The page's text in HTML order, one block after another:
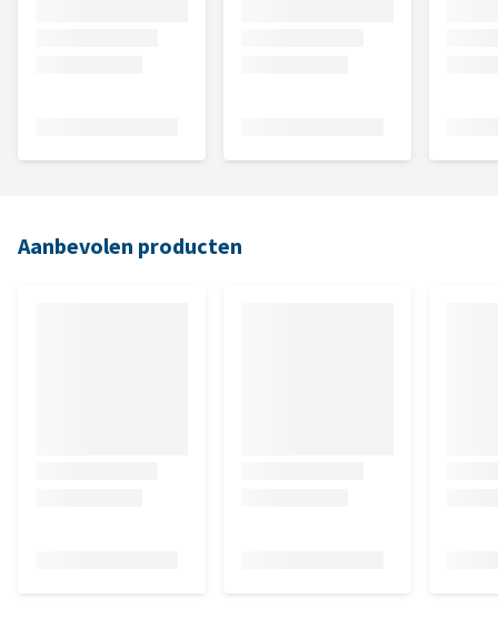
Aanbevolen producten